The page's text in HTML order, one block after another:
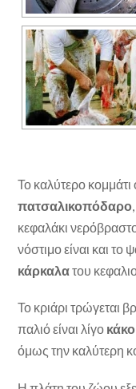
Το καλύτερο
πατσαλικοπόδαρο
κεφαλάκι
νόστιμο είναι και
κάρκαλατου
Το κριάρι τρώγεται
παλιό είναι λίγο
όμως την καλύτερη